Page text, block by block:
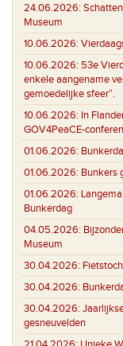
24.06.2026:
Museum
10.06.2026:
10.06.2026: 53e
enkele aangename
gemoedelijke sfeer”.
10.06.2026: In
GOV4PeaCE-
01.06.2026:
01.06.2026: Bunkers
01.06.2026:
Bunkerdag
04.05.2026:
Museum
30.04.2026:
30.04.2026:
30.04.2026:
gesneuvelden